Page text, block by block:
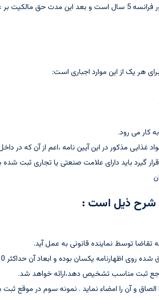
توین خود استفاده کند. محدودیت زمان نگهداری علامت در کشور
کار می رود.
غذایی مذکور در این آیین نامه ،اعم از آن که در
باید دارای علامت صنعتی یا تجاری ثبت
شرح ذیل است :
ثبت مناسب تشخیص دهد،ارائه خواهد شد.
الصاق و آن را امضاء نماید . نمونه سوم در